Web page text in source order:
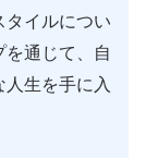
タイルについ
通じて、自
生を手に入